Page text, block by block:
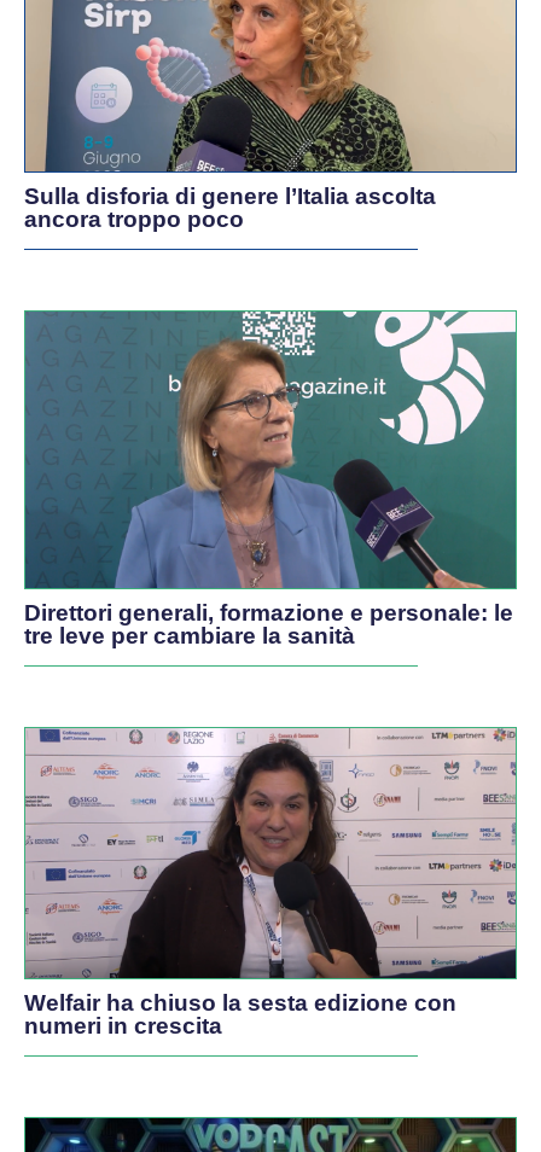
Sulla disforia di genere l’Italia ascolta
ancora troppo poco
Direttori generali, formazione e personale: le
tre leve per cambiare la sanità
Welfair ha chiuso la sesta edizione con
numeri in crescita